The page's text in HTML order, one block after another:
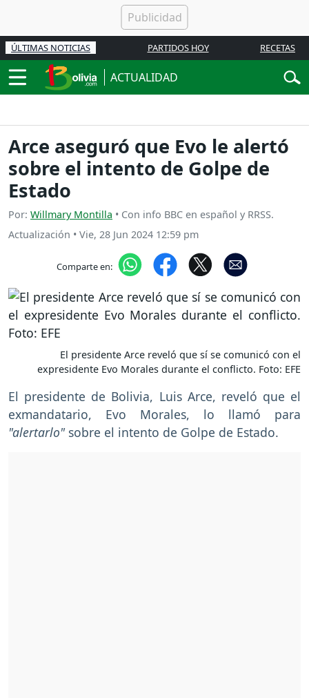
ÚLTIMAS NOTICIAS PARTIDOS HOY RECETAS
ACTUALIDAD
Arce aseguró que Evo le alertó
sobre el intento de Golpe de
Estado
Por: Willmary Montilla • Con info BBC en español y RRSS.
Actualización • Vie, 28 Jun 2024 12:59 pm
Comparte en:
El presidente Arce reveló que sí se comunicó con el
expresidente Evo Morales durante el conflicto. Foto: EFE
El presidente de Bolivia, Luis Arce, reveló que el
exmandatario, Evo Morales, lo llamó para
"alertarlo" sobre el intento de Golpe de Estado.